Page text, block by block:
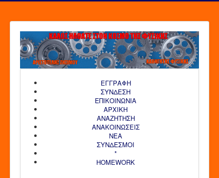
ΕΓΓΡΑΦΗ
ΣΥΝΔΕΣΗ
ΕΠΙΚΟΙΝΩΝΙΑ
ΑΡΧΙΚΗ
AΝΑΖΗΤΗΣΗ
ΑΝΑΚΟΙΝΩΣΕΙΣ
ΝΕΑ
ΣΥΝΔΕΣΜΟΙ
*
HOMEWORK